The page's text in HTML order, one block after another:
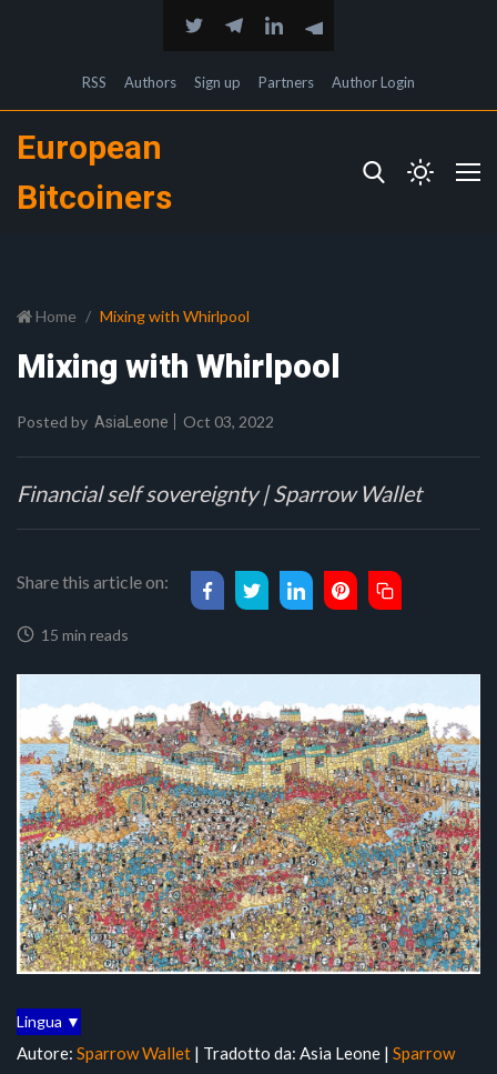
RSS Authors Sign up Partners Author Login
European
Bitcoiners
Home Mixing with Whirlpool
Mixing with Whirlpool
Posted by AsiaLeone Oct 03, 2022
Financial self sovereignty | Sparrow Wallet
Share this article on:
15 min reads
Lingua ▼
Autore: Sparrow Wallet | Tradotto da: Asia Leone | Sparrow